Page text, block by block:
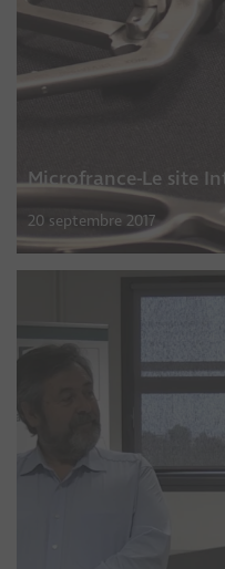
Microfrance-Le site
20 septembre 2017